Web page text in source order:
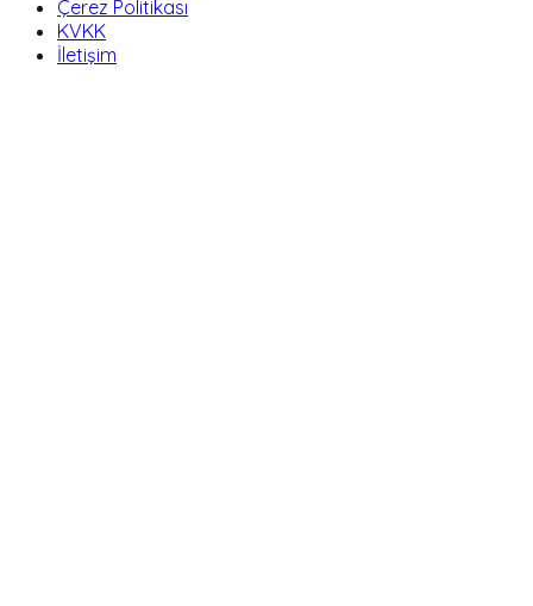
Çerez Politikası
KVKK
İletişim